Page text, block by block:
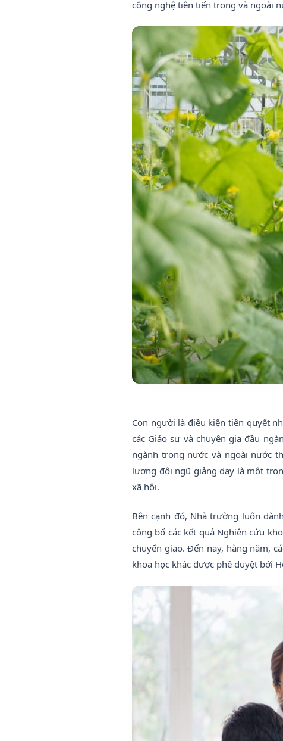
công nghệ tiên tiến trong và ngoài
Con người là điều kiện tiên quyết
các Giáo sư và chuyên gia đầu
ngành trong nước và ngoài nước
lượng đội ngũ giảng dạy là một
xã hội.
Bên cạnh đó, Nhà trường luôn
công bố các kết quả Nghiên cứu
chuyển giao. Đến nay, hàng năm,
khoa học khác được phê duyệt bởi